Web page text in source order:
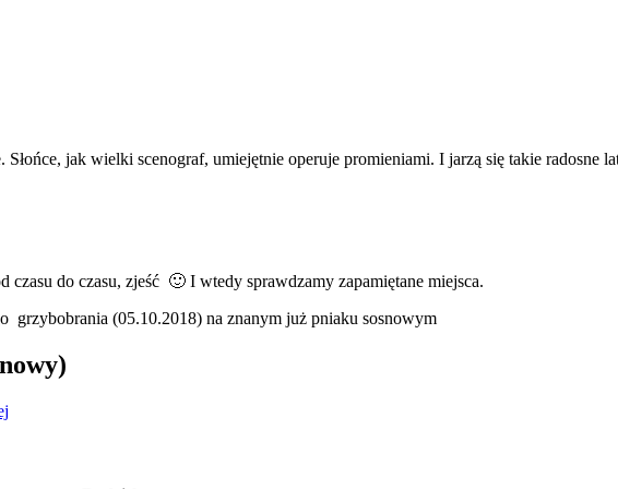
jak wielki scenograf, umiejętnie operuje promieniami. I jarzą się takie radosne
do czasu, zjeść 🙂 I wtedy sprawdzamy zapamiętane miejsca.
grzybobrania (05.10.2018) na znanym już pniaku sosnowym